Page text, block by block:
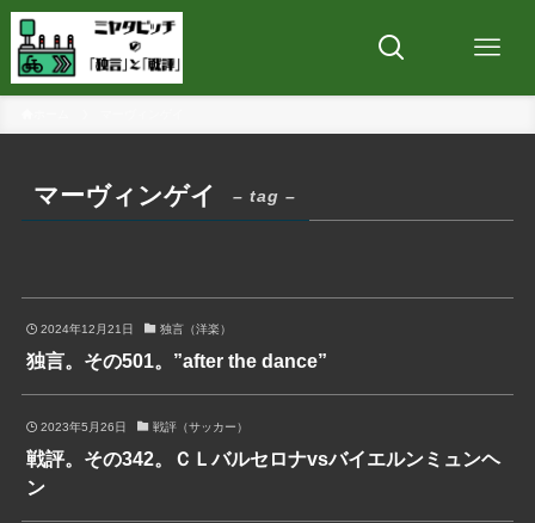
マーヴィンゲイ – tag –
2024年12月21日 独言（洋楽）
独言。その501。”after the dance”
2023年5月26日 戦評（サッカー）
戦評。その342。ＣＬバルセロナvsバイエルンミュンヘ
ン